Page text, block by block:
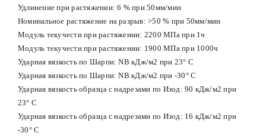
Удлинение при растяжении: 6 % при 50мм/мин
Номинальное растяжение на разрыв: >50 % при 50мм/мин
Модуль текучести при растяжении: 2200 МПа при 1ч
Модуль текучести при растяжении: 1900 МПа при 1000ч
Ударная вязкость по Шарпи: NB кДж/м2 при 23° С
Ударная вязкость по Шарпи: NB кДж/м2 при -30° С
Ударная вязкость образца с надрезами по Изод: 90 кДж/м2 при
23° С
Ударная вязкость образца с надрезами по Изод: 16 кДж/м2 при
-30° С